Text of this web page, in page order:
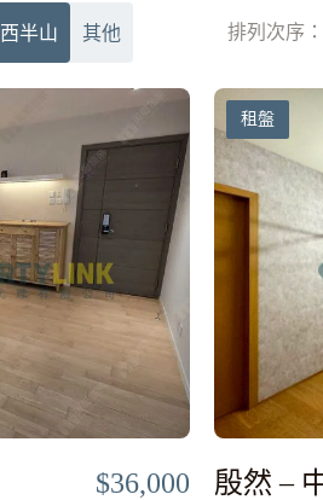
西半山 其他 排列次序：
$36,000
租盤
殷然 –